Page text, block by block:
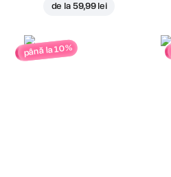
de la 59,99 lei
până la 10%